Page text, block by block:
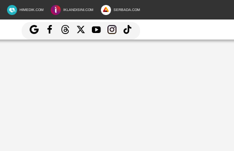
HIMEDIK.COM IKLANDISINI.COM SERBADA.COM